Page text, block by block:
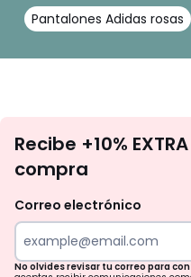
Pantalones Adidas rosas
Recibe +10%
compra
Correo electrónico
No olvides revisar tu correo para